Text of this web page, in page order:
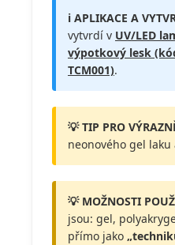
ℹ️ APLIKACE A
vytvrdí v UV/LED
výpotkový lesk
TCM001).
💡 TIP PRO
neonového gel laku
💡 MOŽNOSTI
jsou: gel,
přímo jako